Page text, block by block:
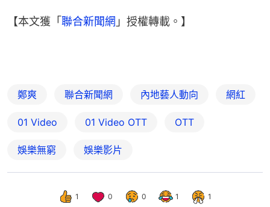
【本文獲「 聯合新聞網 」授權轉載。】
鄭爽 聯合新聞網 內地藝人動向 網紅
01 Video 01‌ ‌Video‌ ‌OTT OTT
娛樂無窮 娛樂影片
1 0 0 1 1